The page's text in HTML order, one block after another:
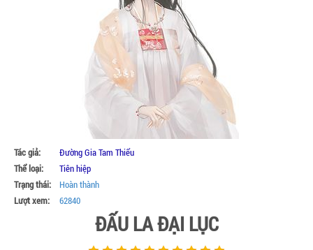
Tác giả:
Đường Gia Tam Thiểu
Thể loại:
Tiên hiệp
Trạng thái:
Hoàn thành
Lượt xem:
62840
ĐẤU LA ĐẠI LỤC